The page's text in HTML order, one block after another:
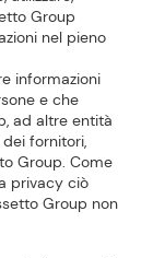
Group
nel pieno
informazioni
e che
ad altre entità
fornitori,
Group. Come
privacy ciò
Group non